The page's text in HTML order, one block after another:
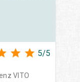
5/5
VITO